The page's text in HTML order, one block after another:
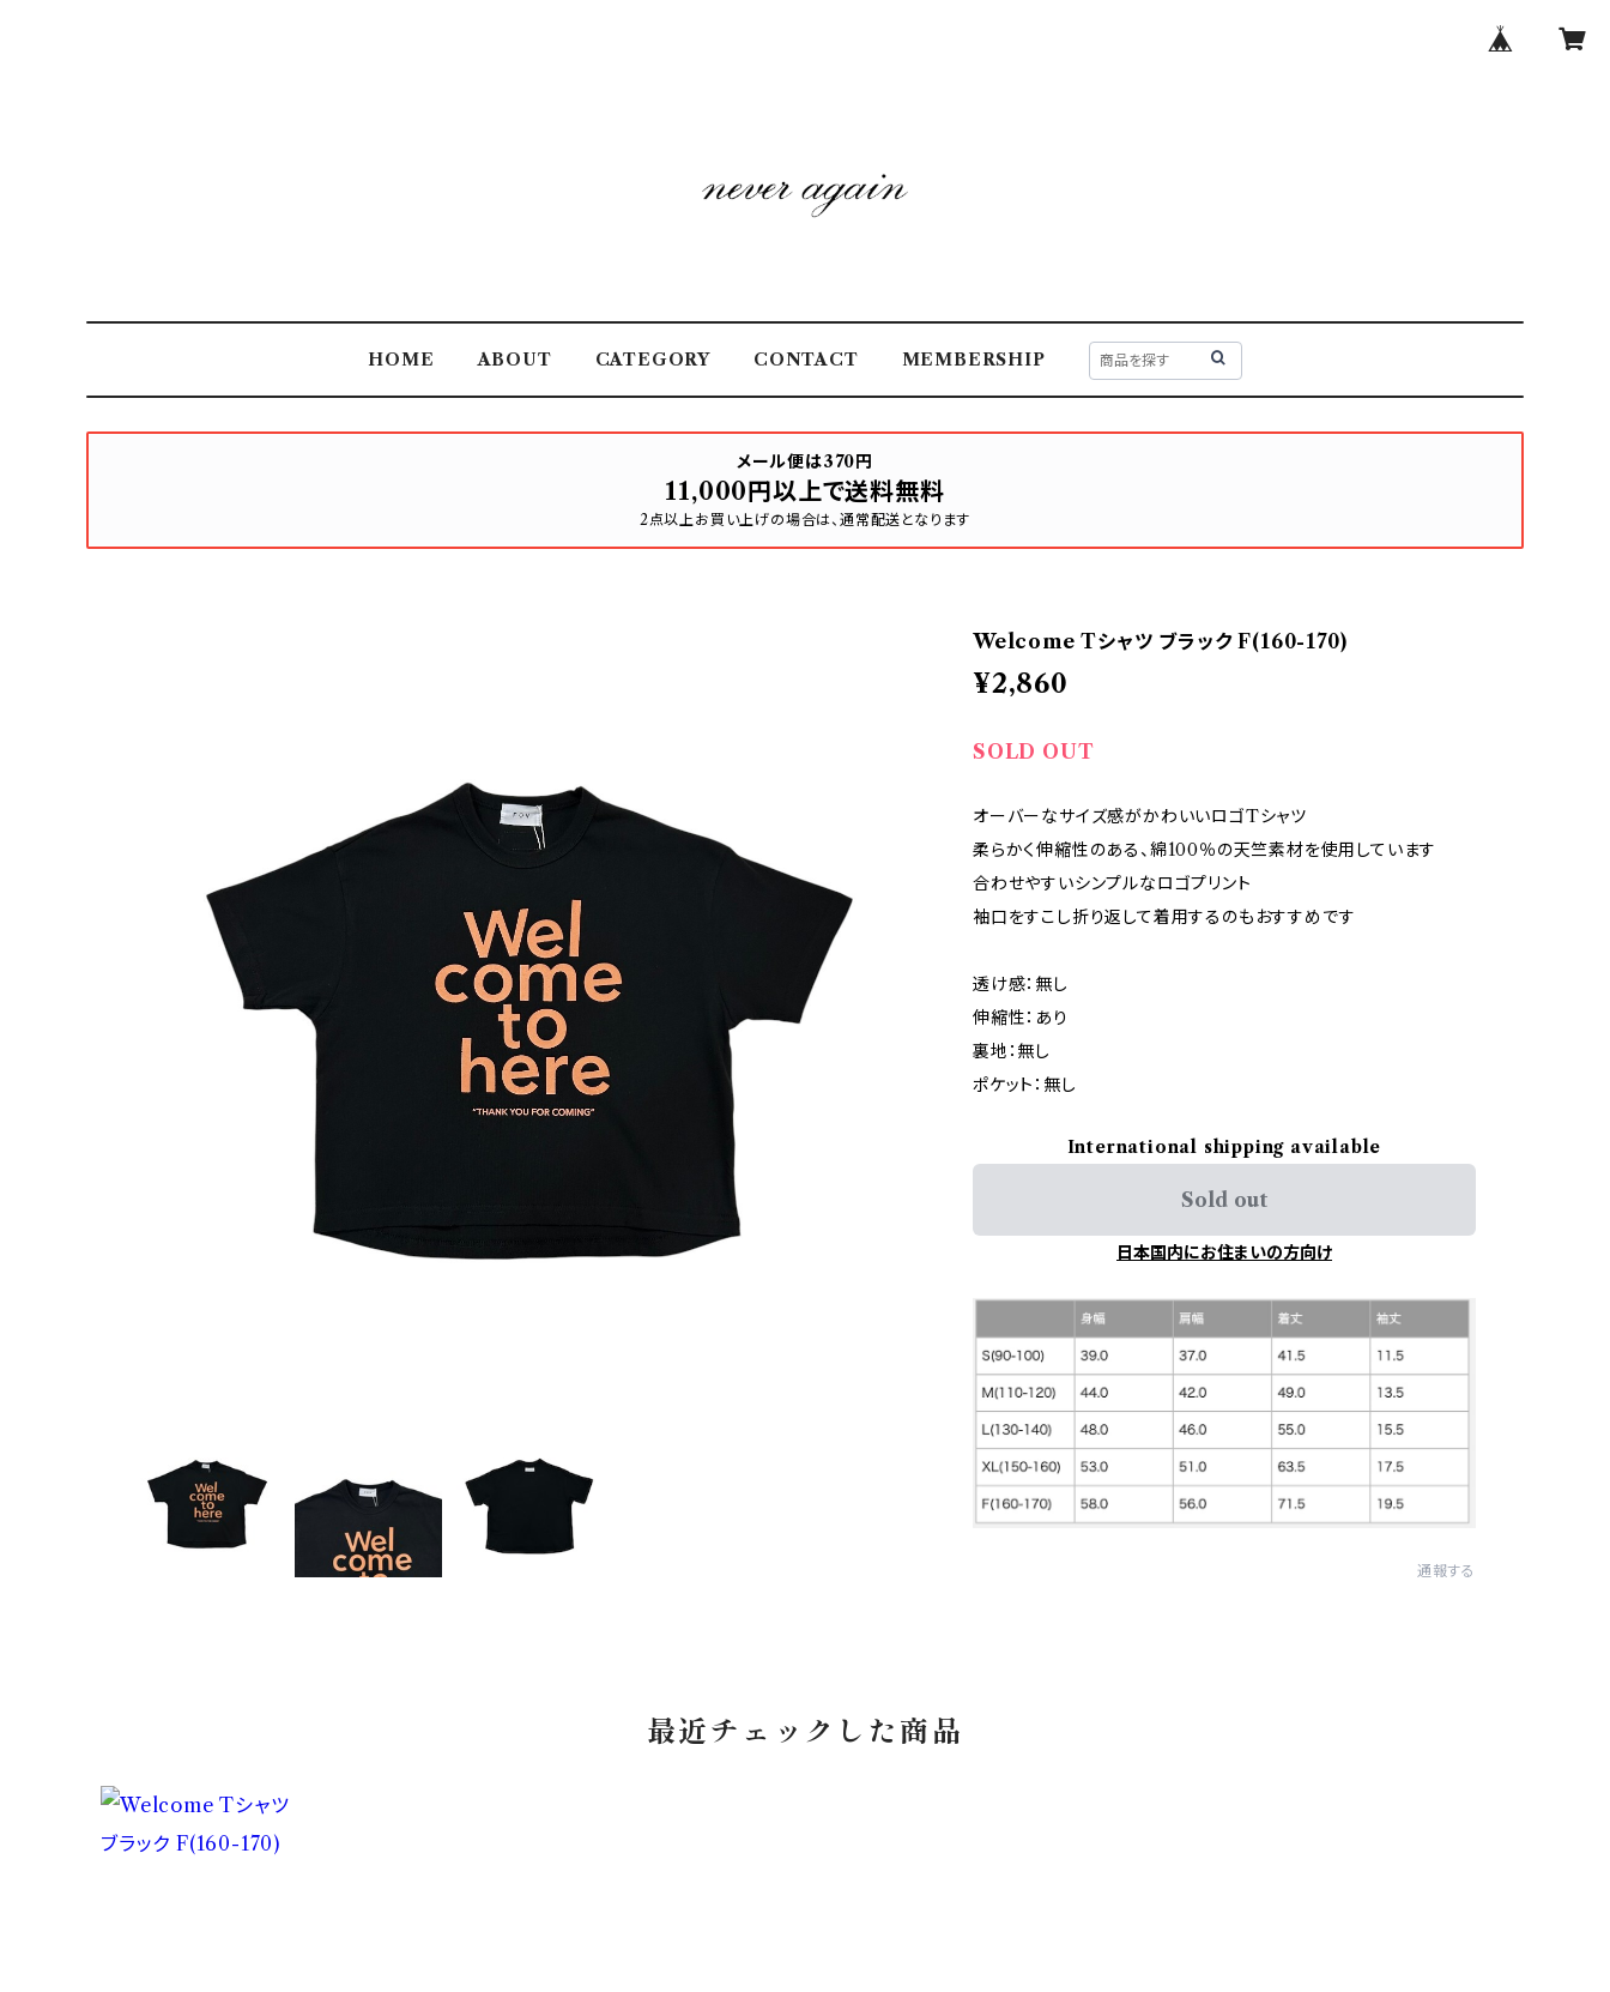
HOME ABOUT CATEGORY CONTACT MEMBERSHIP
メール便は370円
11,000円以上で送料無料
2点以上お買い上げの場合は、通常配送となります
Welcome Tシャツ ブラック F(160-170)
¥2,860
SOLD OUT
オーバーなサイズ感がかわいいロゴTシャツ
柔らかく伸縮性のある、綿100％の天竺素材を使用しています
合わせやすいシンプルなロゴプリント
袖口をすこし折り返して着用するのもおすすめです
透け感：無し
伸縮性：あり
裏地：無し
ポケット：無し
International shipping available
Sold out
日本国内にお住まいの方向け
通報する
最近チェックした商品